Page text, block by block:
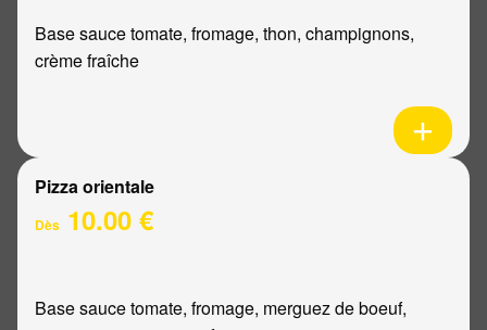
Base sauce tomate, fromage, thon, champignons,
crème fraîche
Pizza orientale
Dès 10.00 €
Base sauce tomate, fromage, merguez de boeuf,